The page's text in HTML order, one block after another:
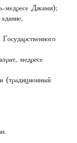
медресе Джами);
медресе